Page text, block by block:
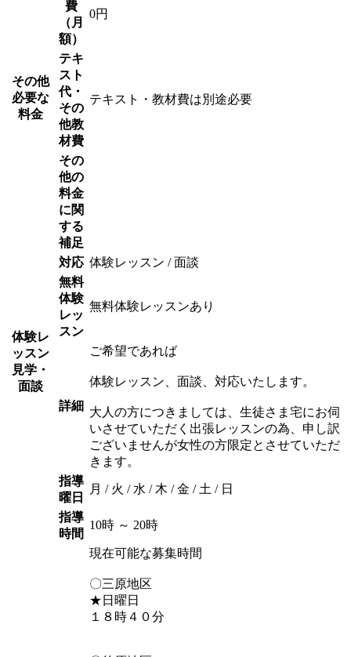
その他
必要な
料金
費
（月
額）
0円
テキ
スト
代・
その
他教
材費
テキスト・教材費は別途必要
その
他の
料金
に関
する
補足
体験レ
ッスン
見学・
面談
対応 体験レッスン / 面談
無料
体験
レッ
スン
無料体験レッスンあり
詳細
ご希望であれば
体験レッスン、面談、対応いたします。
大人の方につきましては、生徒さま宅にお伺
いさせていただく出張レッスンの為、申し訳
ございませんが女性の方限定とさせていただ
きます。
指導
曜日
月 / 火 / 水 / 木 / 金 / 土 / 日
指導
時間
10時 ～ 20時
現在可能な募集時間
〇三原地区
★日曜日
１８時４０分